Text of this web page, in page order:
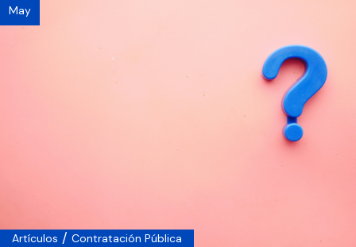
May
Artículos / Contratación Pública